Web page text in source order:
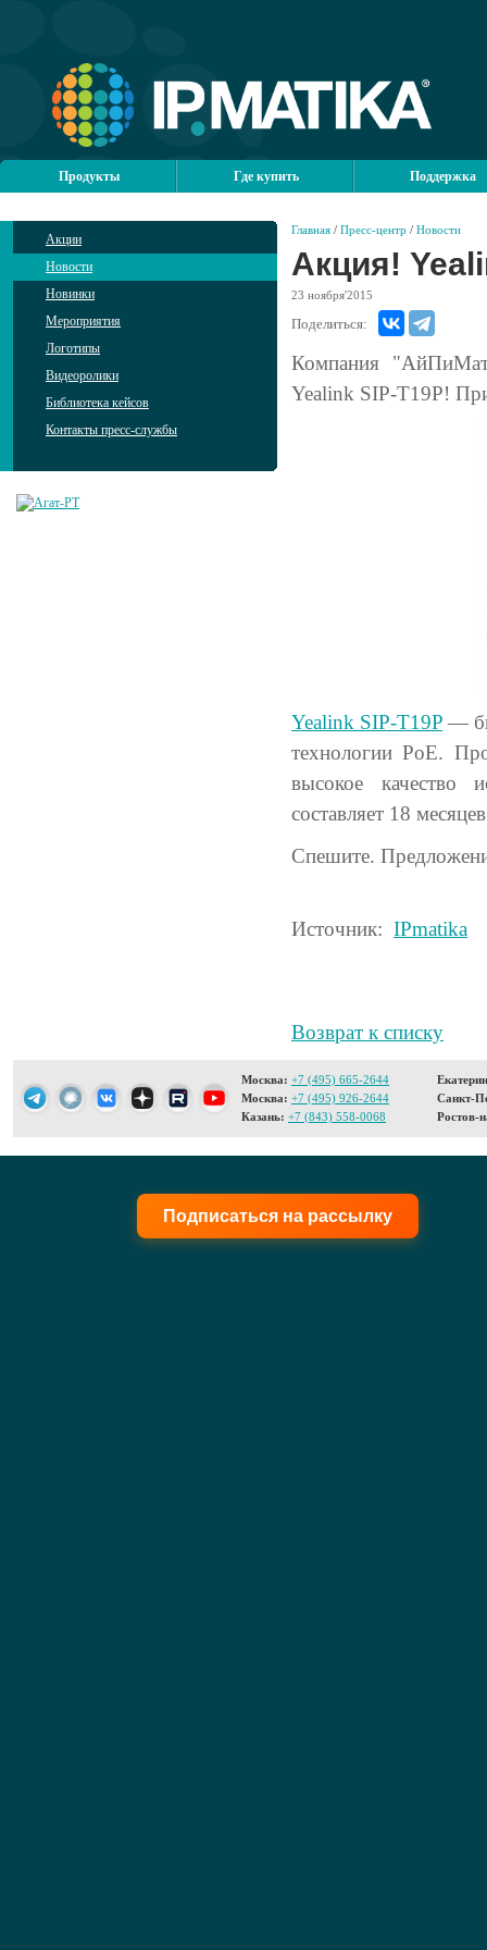
Продукты Где купить Поддержка
Акции
Новости
Новинки
Мероприятия
Логотипы
Видеоролики
Библиотека кейсов
Контакты пресс-службы
Главная / Пресс-центр / Новости
Акция!
23 ноября'2015
Поделиться:
Компания
Yealink SIP-T19P!
Yealink SIP-T19P —
технологии PoE.
высокое качество
составляет 18
Спешите.
Источник: IPmatika
Возврат к списку
Москва: +7 (495) 665-2644
Москва: +7 (495) 926-2644
Казань: +7 (843) 558-0068
Санкт-
Ростов-
Подписаться на рассылку